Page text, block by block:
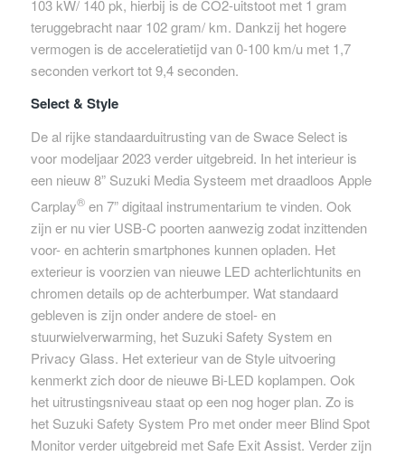
103 kW/ 140 pk, hierbij is de CO2-uitstoot met 1 gram
teruggebracht naar 102 gram/ km. Dankzij het hogere
vermogen is de acceleratietijd van 0-100 km/u met 1,7
seconden verkort tot 9,4 seconden.
Select & Style
De al rijke standaarduitrusting van de Swace Select is
voor modeljaar 2023 verder uitgebreid. In het interieur is
een nieuw 8” Suzuki Media Systeem met draadloos Apple
Carplay®en 7” digitaal instrumentarium te vinden. Ook
zijn er nu vier USB-C poorten aanwezig zodat inzittenden
voor- en achterin smartphones kunnen opladen. Het
exterieur is voorzien van nieuwe LED achterlichtunits en
chromen details op de achterbumper. Wat standaard
gebleven is zijn onder andere de stoel- en
stuurwielverwarming, het Suzuki Safety System en
Privacy Glass. Het exterieur van de Style uitvoering
kenmerkt zich door de nieuwe Bi-LED koplampen. Ook
het uitrustingsniveau staat op een nog hoger plan. Zo is
het Suzuki Safety System Pro met onder meer Blind Spot
Monitor verder uitgebreid met Safe Exit Assist. Verder zijn